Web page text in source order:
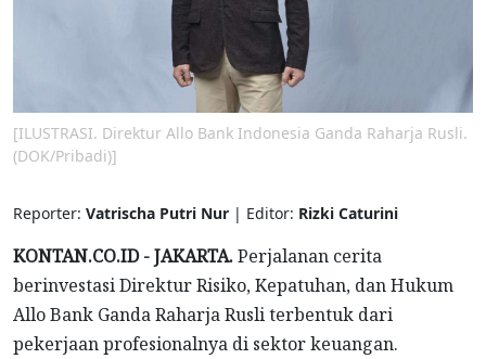
[ILUSTRASI. Direktur Allo Bank Indonesia Ganda Raharja Rusli.
(DOK/Pribadi)]
Reporter: Vatrischa Putri Nur | Editor: Rizki Caturini
KONTAN.CO.ID - JAKARTA.Perjalanan cerita
berinvestasi Direktur Risiko, Kepatuhan, dan Hukum
Allo Bank Ganda Raharja Rusli terbentuk dari
pekerjaan profesionalnya di sektor keuangan.